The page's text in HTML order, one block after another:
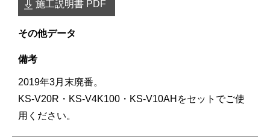
施工説明書 PDF
2019年3月末廃番。
KS-V20R・KS-V4K100・KS-V10AHをセットでご使
用ください。